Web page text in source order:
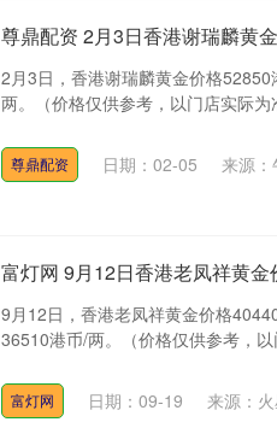
尊鼎配资 2月3日香港谢瑞麟黄
2月3日，香港谢瑞麟黄金价格
两。（价格仅供参考，以门店实际
尊鼎配资 日期：02-05 来源
富灯网 9月12日香港老凤祥黄
9月12日，香港老凤祥黄金价格
36510港币/两。（价格仅供参考，
富灯网 日期：09-19 来源：